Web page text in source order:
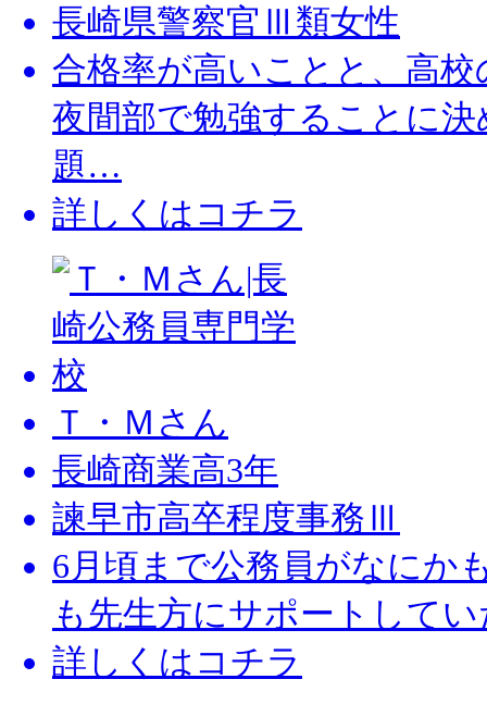
⾧崎県警察官Ⅲ類女性
合格率が高いことと、高
夜間部で勉強することに
題…
詳しくはコチラ
Ｔ・Ｍさん
長崎商業高3年
諫早市高卒程度事務Ⅲ
6月頃まで公務員がなにか
も先生方にサポートして
詳しくはコチラ